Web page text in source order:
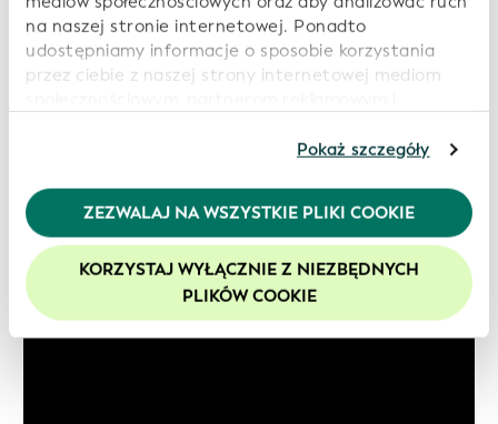
na naszej stronie internetowej. Ponadto
udostępniamy informacje o sposobie korzystania
przez ciebie z naszej strony internetowej mediom
informacjami, które im przekazałeś lub które zebrali
usług. Kontynuując korzystanie z naszej strony
internetowej, wyrażasz zgodę na korzystanie przez
nas z plików cookie. Więcej informacji znajduje się w
naszejpolityce prywatności.
Zalecamy włączenie obsługi plików cookie, aby
zwiększyć komfort korzystania z naszej witryny.
Pokaż szczegóły
ZEZWALAJ NA WSZYSTKIE PLIKI COOKIE
KORZYSTAJ WYŁĄCZNIE Z NIEZBĘDNYCH
PLIKÓW COOKIE
Łącznik statystyk LEI:Łączy się ze zbiorczymi
statystykami związanymi z Globalnym Systemem
LEI. Umożliwia to systemowi wyszukiwanie
ustrukturyzowanych danych analitycznych, takich
jak liczba aktywnych kodów LEI w poszczególnych
krajach, trendy w wydawaniu kodów w czasie,
podmiotów lub jurysdykcji.